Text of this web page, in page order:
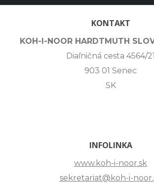
KONTAKT
KOH-I-NOOR HARDTMUTH
Diaľničná cesta 4564/21
903 01 Senec
SK
INFOLINKA
www.koh-i-noor.sk
sekretariat@koh-i-